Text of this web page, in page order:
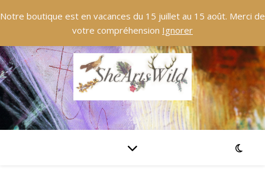
Notre boutique est en vacances du 15 juillet au 15 août. Merci de
votre compréhension Ignorer